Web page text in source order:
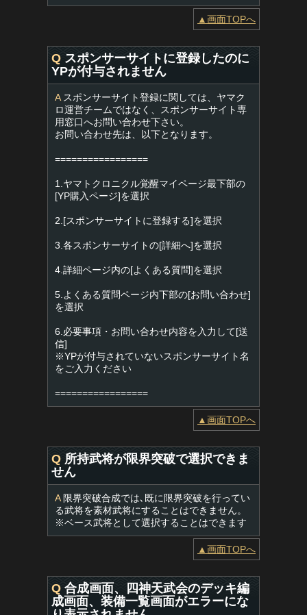
▲画面TOPへ
Q スポンサーサイトに登録したのに
YPが付与されません
Aスポンサーサイト登録に関しては、ヤマク
ロ運営チームではなく、スポンサーサイト専
用窓口へお問い合わせ下さい。
お問い合わせ先は、以下となります。
=================
1.ヤマトクロニクル覚醒マイページ最下部の
[YP購入ページ]を選択
2.[スポンサーサイトに登録する]を選択
3.各スポンサーサイトの[詳細へ]を選択
4.詳細ページ内の[よくある質問]を選択
5.よくある質問ページ内下部の[お問い合わせ]
を選択
6.必要事項・お問い合わせ内容を入力して[送
信]
※YPが付与されていないスポンサーサイト名
をご入力ください
=================
▲画面TOPへ
Q 所持武将が限界突破で選択できま
せん
A限界突破合成では､既に限界突破を行ってい
る武将を素材武将にすることはできません。
※ベース武将として選択することはできます
▲画面TOPへ
Q 合成画面、四神天武会のデッキ編
成画面、装備一覧画面がエラーにな